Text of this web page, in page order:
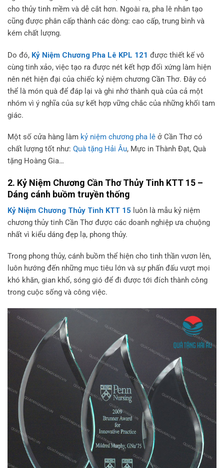
cho thủy tinh mềm và dễ cắt hơn. Ngoài ra, pha lê nhân tạo
cũng được phân cấp thành các dòng: cao cấp, trung bình và
kém chất lượng.
Do đó, Kỷ Niệm Chương Pha Lê KPL 121 được thiết kế vô
cùng tinh xảo, việc tạo ra được nét kết hợp đối xứng làm hiện
nên nét hiện đại của chiếc kỷ niệm chương Cần Thơ. Đây có
thể là món quà để đáp lại và ghi nhớ thành quà của cả một
nhóm vì ý nghĩa của sự kết hợp vững chắc của những khối tam
giác.
Một số cửa hàng làm kỷ niệm chương pha lê ở Cần Thơ có
chất lượng tốt như: Quà tặng Hải Âu, Mực in Thành Đạt, Quà
tặng Hoàng Gia…
2. Kỷ Niệm Chương Cần Thơ Thủy Tinh KTT 15 –
Dáng cánh buồm truyền thống
Kỷ Niệm Chương Thủy Tinh KTT 15 luôn là mẫu kỷ niệm
chương thủy tinh Cần Thơ được các doanh nghiệp ưa chuộng
nhất vì kiểu dáng đẹp lạ, phong thủy.
Trong phong thủy, cánh buồm thể hiện cho tinh thần vươn lên,
luôn hướng đến những mục tiêu lớn và sự phấn đấu vượt mọi
khó khăn, gian khổ, sóng gió để đi được tới đích thành công
trong cuộc sống và công việc.